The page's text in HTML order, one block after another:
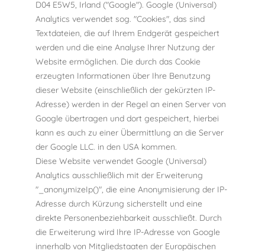
D04 E5W5, Irland ("Google"). Google (Universal)
Analytics verwendet sog. "Cookies", das sind
Textdateien, die auf Ihrem Endgerät gespeichert
werden und die eine Analyse Ihrer Nutzung der
Website ermöglichen. Die durch das Cookie
erzeugten Informationen über Ihre Benutzung
dieser Website (einschließlich der gekürzten IP-
Adresse) werden in der Regel an einen Server von
Google übertragen und dort gespeichert, hierbei
kann es auch zu einer Übermittlung an die Server
der Google LLC. in den USA kommen.
Diese Website verwendet Google (Universal)
Analytics ausschließlich mit der Erweiterung
"_anonymizeIp()", die eine Anonymisierung der IP-
Adresse durch Kürzung sicherstellt und eine
direkte Personenbeziehbarkeit ausschließt. Durch
die Erweiterung wird Ihre IP-Adresse von Google
innerhalb von Mitgliedstaaten der Europäischen